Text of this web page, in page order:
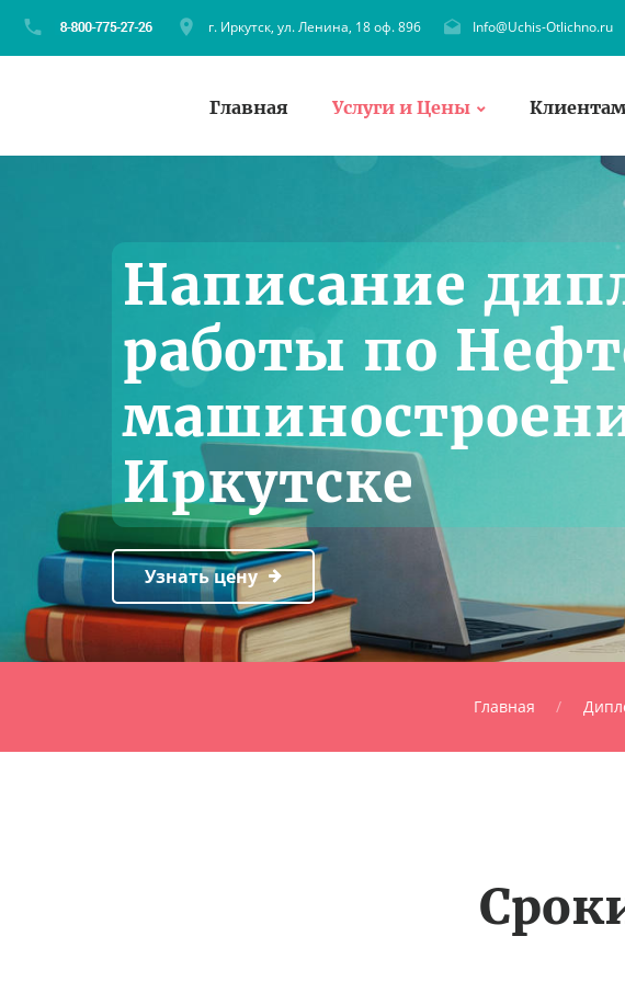
г. Иркутск, ул. Ленина, 18 оф. 896 Info@Uchis-Otlichno.ru
Главная Услуги и Цены Клиентам
Написание
работы по
Иркутске
Узнать цену
Главная